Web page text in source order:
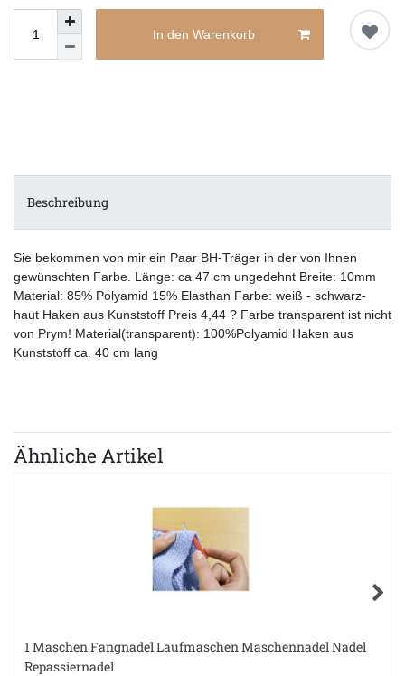
In den Warenkorb
Beschreibung
Sie bekommen von mir ein Paar BH-Träger in der von Ihnen
gewünschten Farbe. Länge: ca 47 cm ungedehnt Breite: 10mm
Material: 85% Polyamid 15% Elasthan Farbe: weiß - schwarz-
haut Haken aus Kunststoff Preis 4,44 ? Farbe transparent ist nicht
von Prym! Material(transparent): 100%Polyamid Haken aus
Kunststoff ca. 40 cm lang
Ähnliche Artikel
1 Maschen Fangnadel Laufmaschen Maschennadel Nadel
Repassiernadel